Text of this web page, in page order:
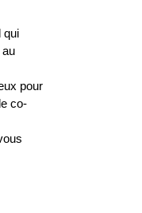
qui
au
pour
co-